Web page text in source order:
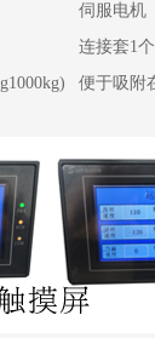
伺服电机
连接套1个
便于吸附